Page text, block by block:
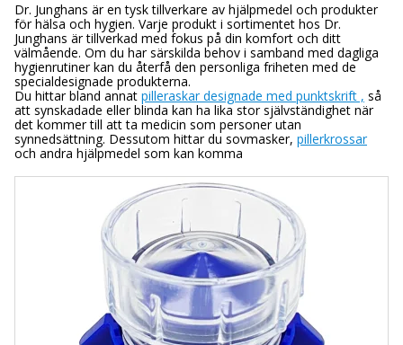
Dr. Junghans är en tysk tillverkare av hjälpmedel och produkter
för hälsa och hygien. Varje produkt i sortimentet hos Dr.
Junghans är tillverkad med fokus på din komfort och ditt
välmående. Om du har särskilda behov i samband med dagliga
hygienrutiner kan du återfå den personliga friheten med de
specialdesignade produkterna.
Du hittar bland annat pilleraskar designade med punktskrift , så
att synskadade eller blinda kan ha lika stor självständighet när
det kommer till att ta medicin som personer utan
synnedsättning. Dessutom hittar du sovmasker, pillerkrossar
och andra hjälpmedel som kan komma